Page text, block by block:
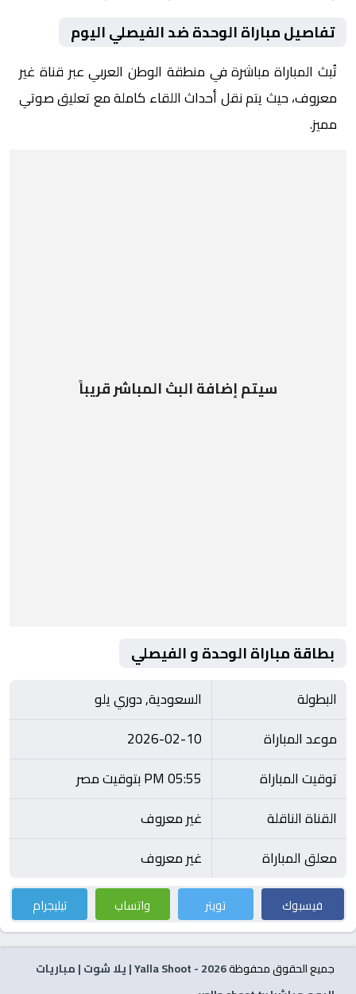
تفاصيل مباراة الوحدة ضد الفيصلي اليوم
تُبث المباراة مباشرة في منطقة الوطن العربي عبر قناة غير
معروف، حيث يتم نقل أحداث اللقاء كاملة مع تعليق صوتي
مميز.
سيتم إضافة البث المباشر قريباً
بطاقة مباراة الوحدة و الفيصلي
البطولة
السعودية, دوري يلو
موعد المباراة
2026-02-10
توقيت المباراة
05:55 PM بتوقيت مصر
القناة الناقلة
غير معروف
معلق المباراة
غير معروف
فيسبوك تويتر واتساب تيليجرام
جميع الحقوق محفوظة2026
- Yalla Shoot | يلا شوت | مباريات